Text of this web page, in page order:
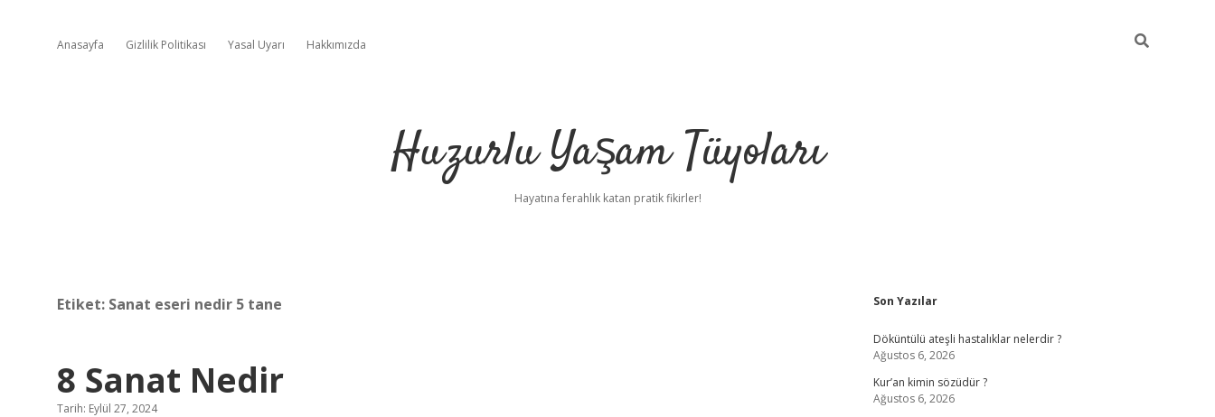
Anasayfa Gizlilik Politikası Yasal Uyarı Hakkımızda
Huzurlu Yaşam Tüyoları
Hayatına ferahlık katan pratik fikirler!
Etiket: Sanat eseri nedir 5 tane
8 Sanat Nedir
Tarih: Eylül 27, 2024
Sidebar
Son Yazılar
Döküntülü ateşli hastalıklar nelerdir ?
Ağustos 6, 2026
Kur’an kimin sözüdür ?
Ağustos 6, 2026